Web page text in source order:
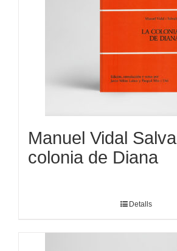
Manuel Vidal
colonia de Diana
Detalls